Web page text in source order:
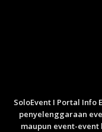
SoloEvent I Portal Info
penyelenggaraan
maupun event-